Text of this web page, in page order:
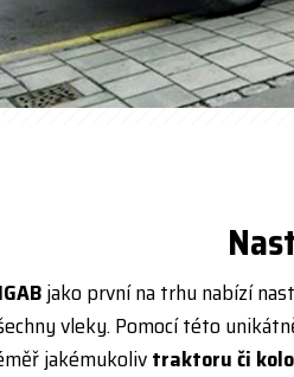
jako první na trhu nabízí
vleky. Pomocí této
jakému­kolivtraktoru či